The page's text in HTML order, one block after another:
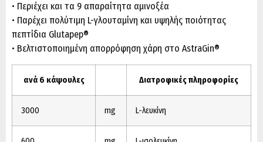
• Περιέχει και τα 9 απαραίτητα αμινοξέα
• Παρέχει πολύτιμη L-γλουταμίνη και υψηλής ποιότητας
πεπτίδια Glutapep®
• Βελτιστοποιημένη απορρόφηση χάρη στο AstraGin®
ανά 6 κάψουλες Διατροφικές πληροφορίες
3000 mg L-λευκίνη